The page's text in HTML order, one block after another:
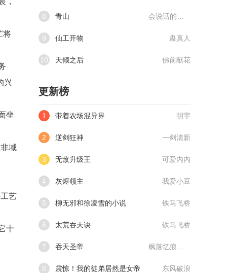
将
兴
坐
域
艺
十
8 青山
9 仙工开物 蛊真人
10 天倾之后 佛前献花
更新榜
1 带着农场混异界 明宇
2 逆剑狂神 一剑清新
3 无敌升级王 可爱内内
4 灰烬领主 我爱小豆
5 柳无邪和徐凌雪的小说 铁马飞桥
6 太荒吞天诀 铁马飞桥
7 吞天圣帝
8 震惊！我的徒弟居然是女帝 东风破浪